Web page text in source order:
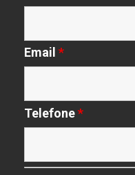
Email *
Telefone*